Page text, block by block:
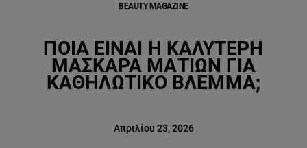
BEAUTY MAGAZINE
ΠΟΙΑ ΕΊΝΑΙ Η ΚΑΛΎΤΕΡΗ
ΜΆΣΚΑΡΑ ΜΑΤΙΏΝ ΓΙΑ
ΚΑΘΗΛΩΤΙΚΌ ΒΛΈΜΜΑ;
Απριλίου 23, 2026